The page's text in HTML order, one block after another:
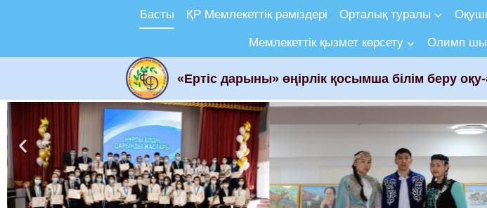
Басты ҚР Мемлекеттік рәміздері Орталық туралы
Мемлекеттік қызмет көрсету Олимп
«Ертіс дарыны» өңірлік қосымша білім беру